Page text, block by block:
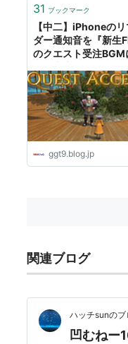
31 ブックマーク
【中二】iPhoneの
ダー通知音を『新生
のクエスト受注BGM
笑った #FF14 : 特報
ggt9.blog.jp
関連ブログ
ハッチsunのブ
凹むねー